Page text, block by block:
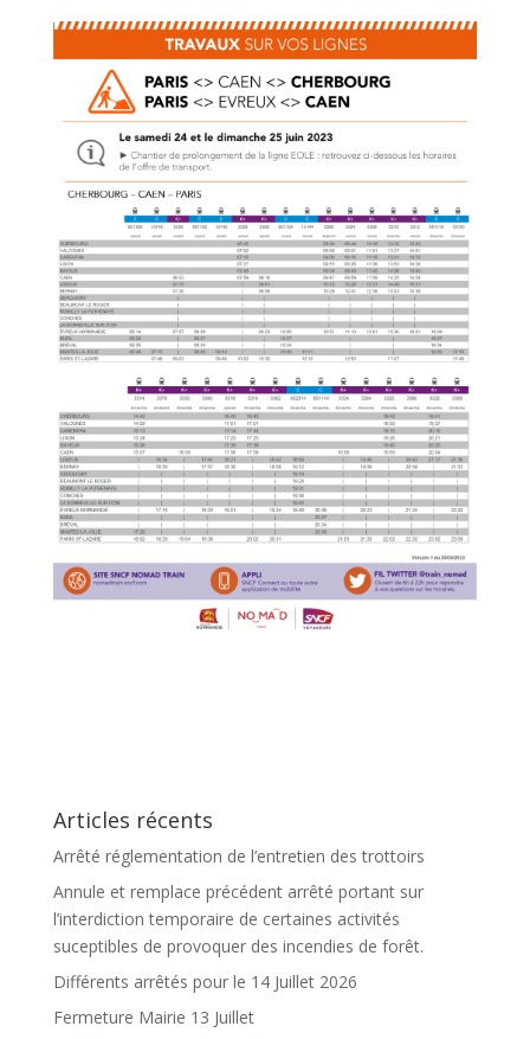
Articles récents
Arrêté réglementation de l’entretien des trottoirs
Annule et remplace précédent arrêté portant sur
l’interdiction temporaire de certaines activités
suceptibles de provoquer des incendies de forêt.
Différents arrêtés pour le 14 Juillet 2026
Fermeture Mairie 13 Juillet